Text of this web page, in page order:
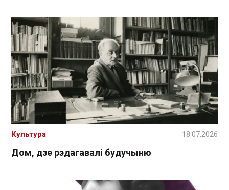
Дом, дзе рэдагавалі будучыню
Культура 18.07.2026